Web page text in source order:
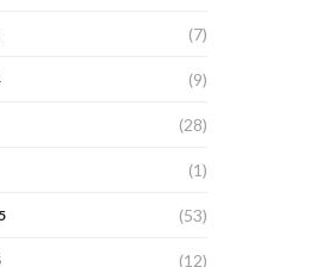
(7)
(9)
(28)
(1)
(53)
(12)